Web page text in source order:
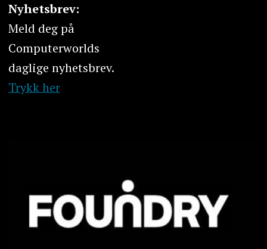
Nyhetsbrev:
Meld deg på
Computerworlds
daglige nyhetsbrev.
Trykk her